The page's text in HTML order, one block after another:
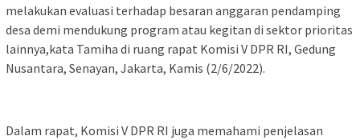
melakukan evaluasi terhadap besaran anggaran pendamping
desa demi mendukung program atau kegitan di sektor prioritas
lainnya,kata Tamiha di ruang rapat Komisi V DPR RI, Gedung
Nusantara, Senayan, Jakarta, Kamis (2/6/2022).
Dalam rapat, Komisi V DPR RI juga memahami penjelasan